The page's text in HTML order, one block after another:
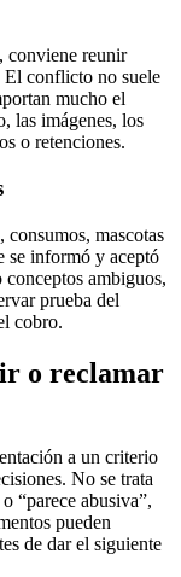
conviene reunir
El conflicto no suele
mucho el
las imágenes, los
o retenciones.
mascotas
se informó y aceptó
ambiguos,
prueba del
cobro.
o reclamar
a un criterio
No se trata
“parece abusiva”,
pueden
de dar el siguiente